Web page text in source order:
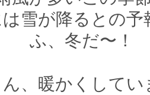
雪が降るとの予
ふ、冬だ〜！
、暖かくしてい